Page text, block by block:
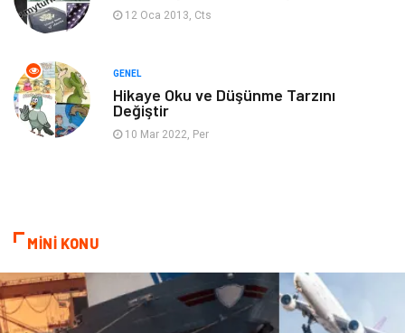
Restaurant
Tarih
12 Oca 2013, Cts
GENEL
Hikaye Oku ve Düşünme Tarzını
Değiştir
10 Mar 2022, Per
MİNİ KONU